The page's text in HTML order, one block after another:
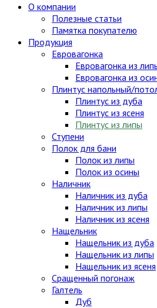
О компании
Полезные статьи
Памятка покупателю
Продукция
Евровагонка
Евровагонка из
Евровагонка из
Плинтус напольный/
Плинтус из дуба
Плинтус из ясеня
Плинтус из липы
Ступени
Полок для бани
Полок из липы
Полок из осины
Наличник
Наличник из дуба
Наличник из липы
Наличник из ясеня
Нащельник
Нащельник из дуба
Нащельник из липы
Нащельник из ясеня
Сращенный погонаж
Галтель
Дуб